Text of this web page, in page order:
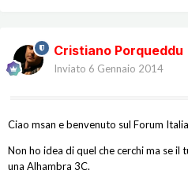
Cristiano Porqueddu
Inviato 6 Gennaio 2014
Ciao msan e benvenuto sul Forum
Non ho idea di quel che cerchi ma se
una Alhambra 3C.